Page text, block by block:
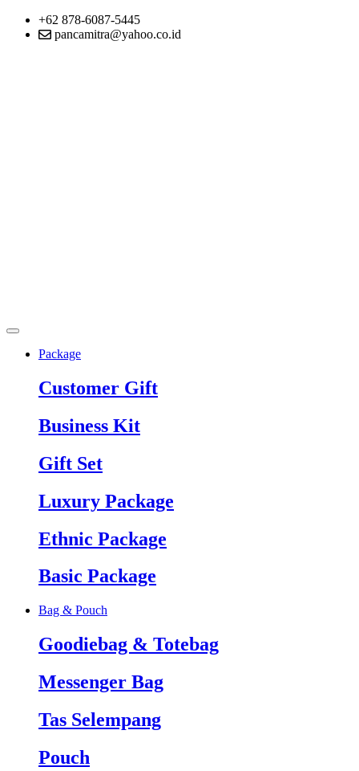
+62 878-6087-5445
pancamitra@yahoo.co.id
Package
Customer Gift
Business Kit
Gift Set
Luxury Package
Ethnic Package
Basic Package
Bag & Pouch
Goodiebag & Totebag
Messenger Bag
Tas Selempang
Pouch